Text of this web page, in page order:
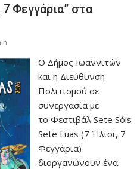
Φεγγάρια” στα
Ο Δήμος Ιωαννιτών
και η Διεύθυνση
Πολιτισμού σε
συνεργασία με
το Φεστιβάλ Sete Sóis
Sete Luas (7 Ήλιοι, 7
Φεγγάρια)
διοργανώνουν ένα